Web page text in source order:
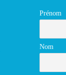
Prénom
Nom